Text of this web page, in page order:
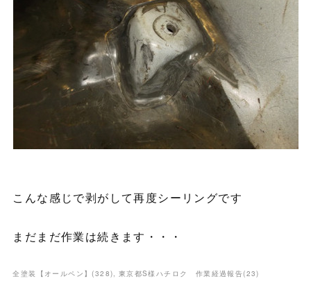
こんな感じで剥がして再度シーリングです
まだまだ作業は続きます・・・
全塗装【オールペン】(328) 東京都S様ハチロク 作業経過報告(23)